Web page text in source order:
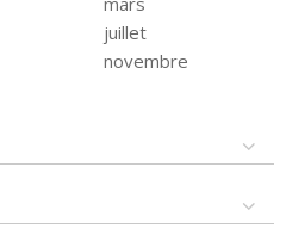
juillet
novembre